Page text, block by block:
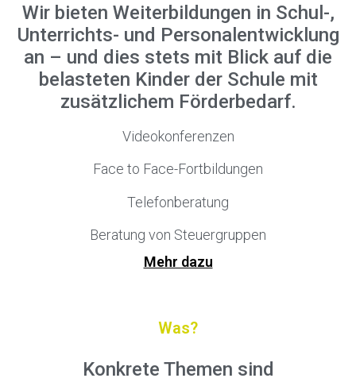
Wir bieten Weiterbildungen in Schul-,
Unterrichts- und Personalentwicklung
an – und dies stets mit Blick auf die
belasteten Kinder der Schule mit
zusätzlichem Förderbedarf.
Videokonferenzen
Face to Face-Fortbildungen
Telefonberatung
Beratung von Steuergruppen
Mehr dazu
Was?
Konkrete Themen sind